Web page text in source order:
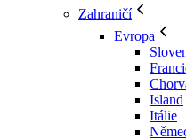
Zahraničí
Evropa
Island
Itálie